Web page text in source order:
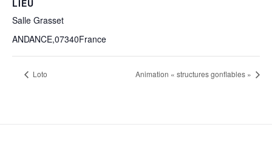
LIEU
Salle Grasset
ANDANCE,07340France
Loto Animation « structures gonflables »